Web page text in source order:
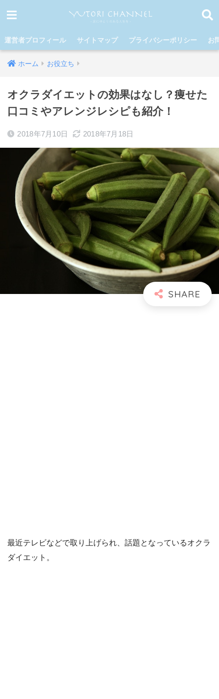
運営者プロフィール サイトマップ プライバシーポリシー お
ホーム お役立ち
オクラダイエットの効果はなし？痩せた
口コミやアレンジレシピも紹介！
2018年7月10日 2018年7月18日
最近テレビなどで取り上げられ、話題となっているオクラ
ダイエット。